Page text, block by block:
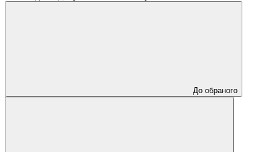
До обраного